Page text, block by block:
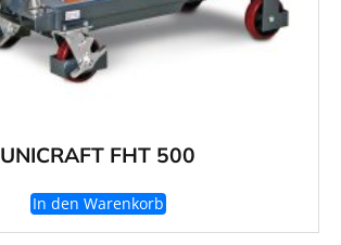
UNICRAFT FHT 500
In den Warenkorb